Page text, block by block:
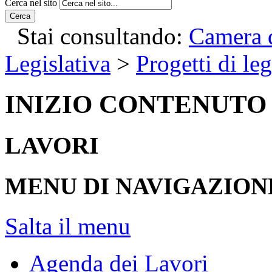
Cerca nel sito
Cerca
Stai consultando: Camera
Legislativa > Progetti di
INIZIO CONTENUTO
LAVORI
MENU DI
Salta il menu
Agenda dei Lavori